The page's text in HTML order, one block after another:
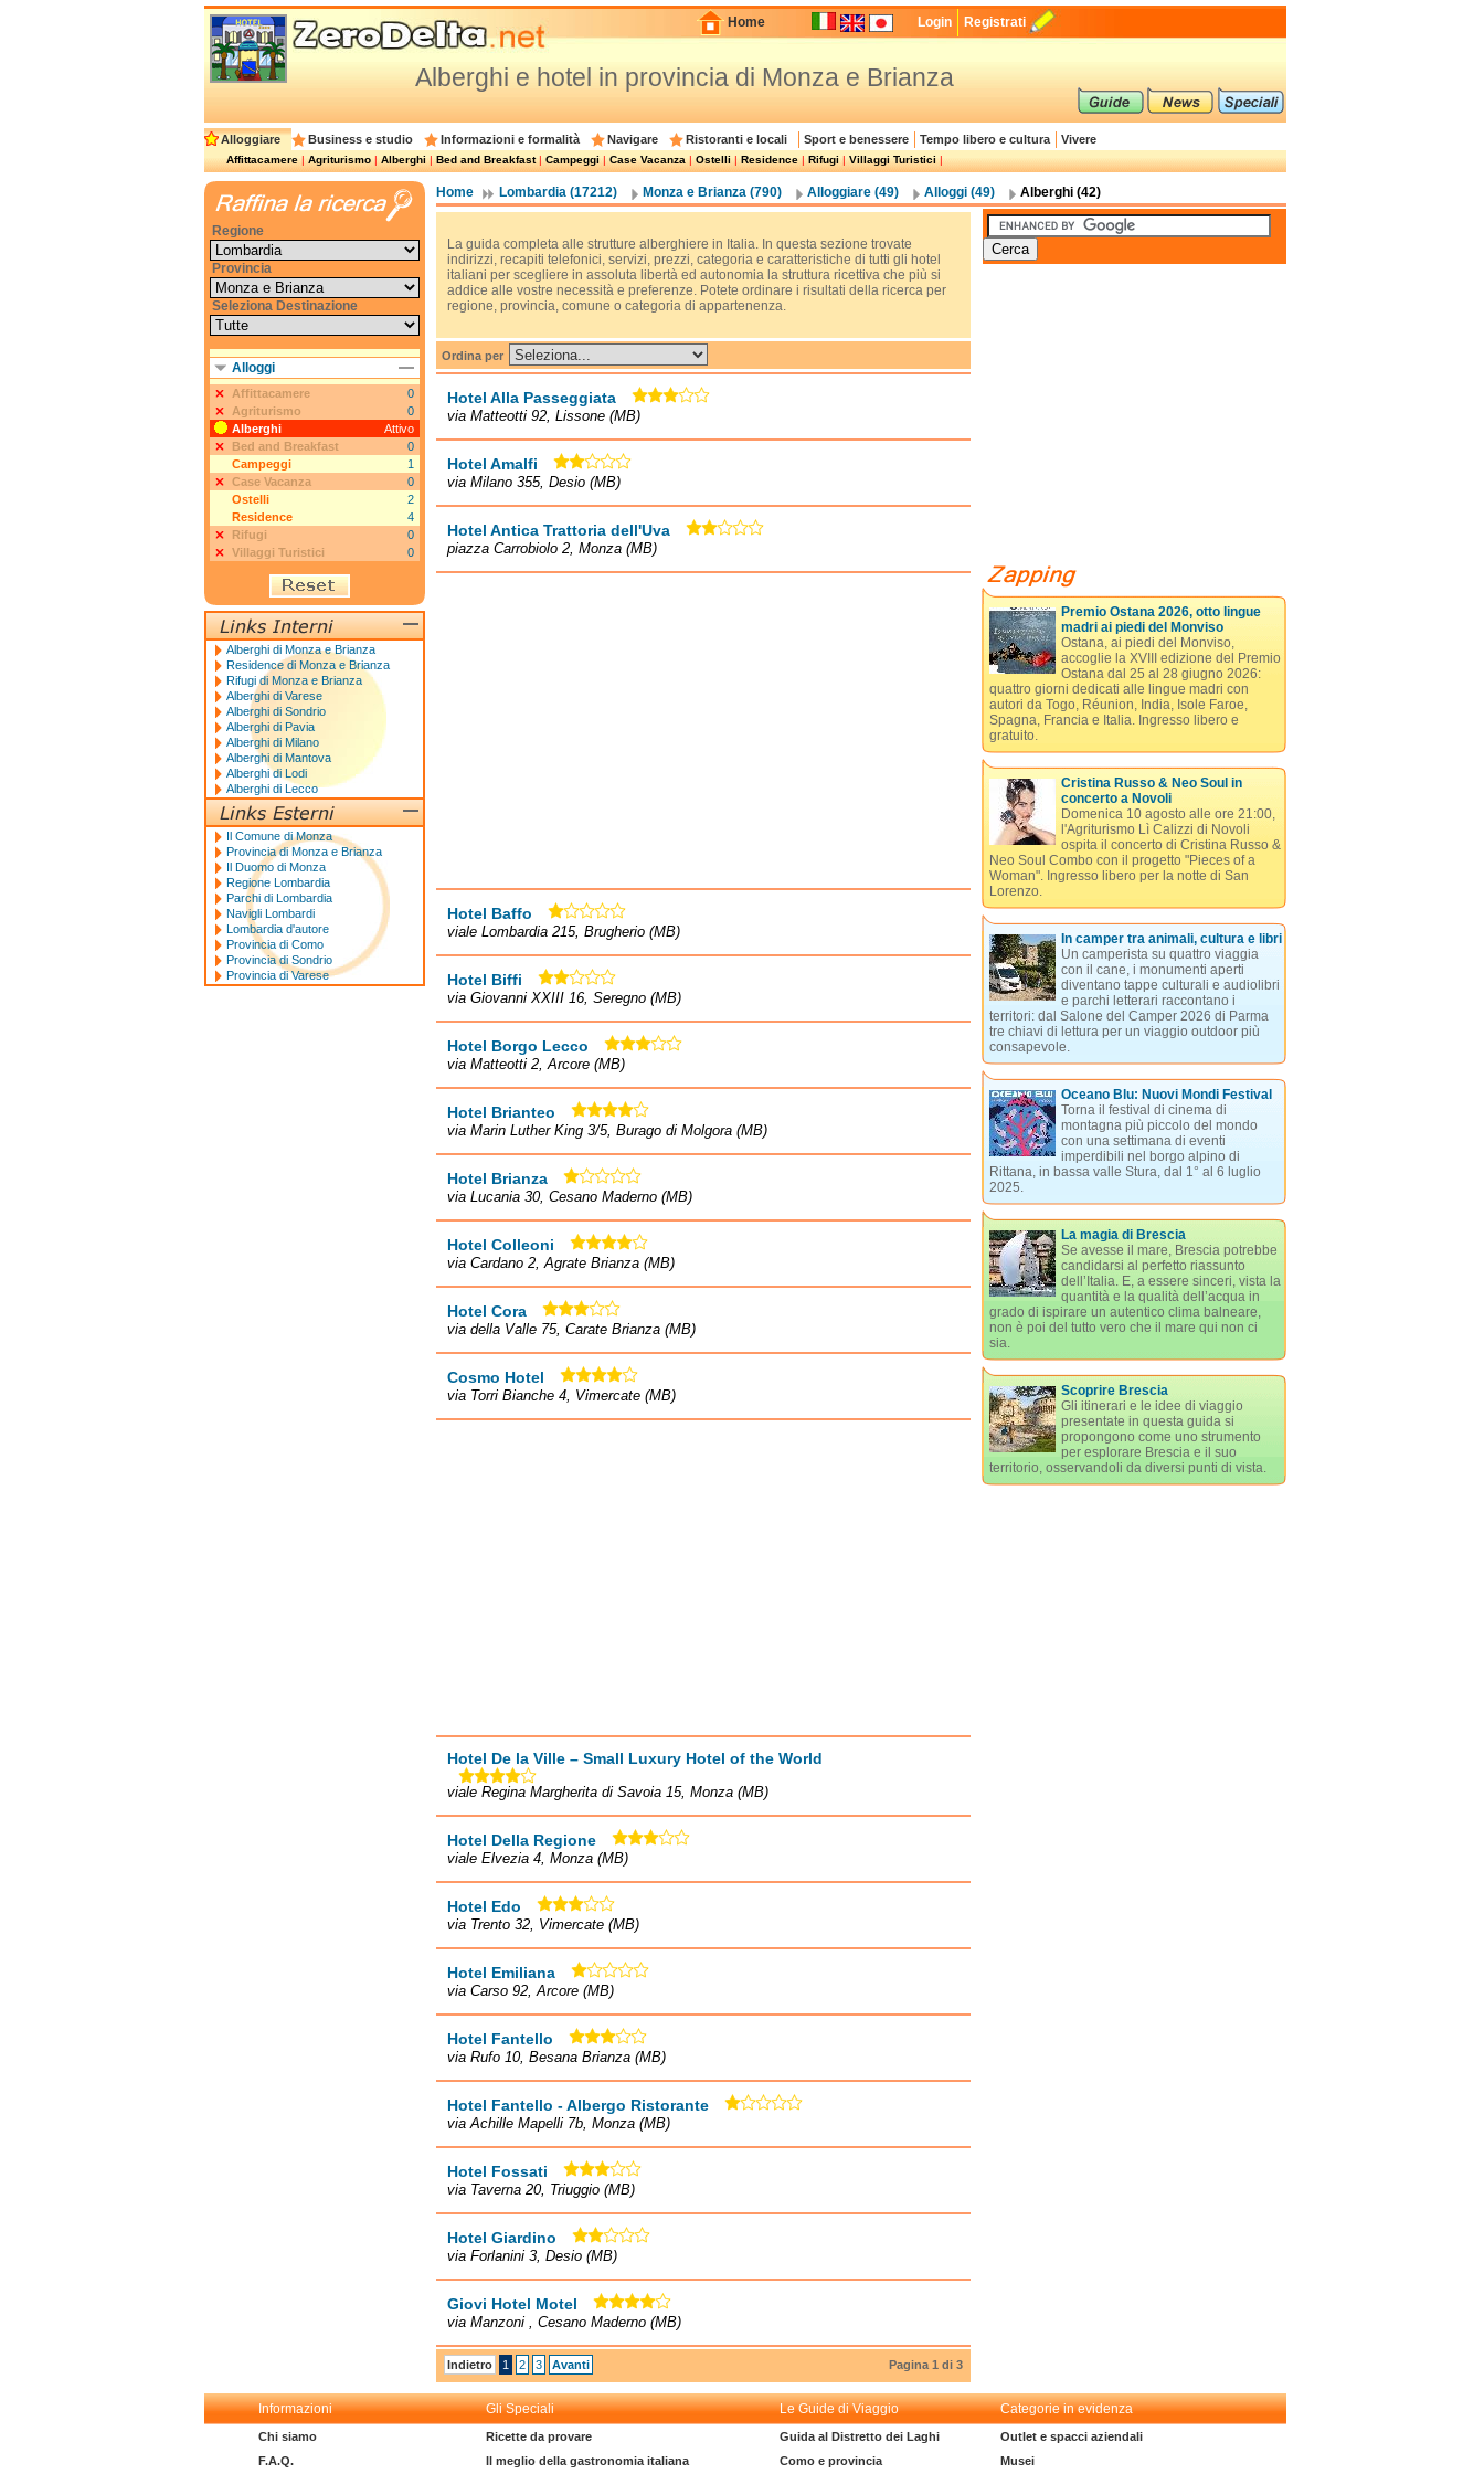
Home Login Registrati
Alberghi e hotel in provincia di Monza e Brianza
Alloggiare Business e studio Informazioni e formalità Navigare Ristoranti e locali Sport e benessere Tempo libero e cultura Vivere
Affittacamere|Agriturismo|Alberghi|Bed and Breakfast|Campeggi|Case Vacanza|Ostelli|Residence|Rifugi|Villaggi Turistici|
Home Lombardia (17212) Monza e Brianza (790) Alloggiare (49) Alloggi (49) Alberghi (42)
La guida completa alle strutture alberghiere in Italia. In questa sezione trovate
indirizzi, recapiti telefonici, servizi, prezzi, categoria e caratteristiche di tutti gli hotel
italiani per scegliere in assoluta libertà ed autonomia la struttura ricettiva che più si
addice alle vostre necessità e preferenze. Potete ordinare i risultati della ricerca per
regione, provincia, comune o categoria di appartenenza.
Ordina per
Hotel Alla Passeggiata
via Matteotti 92, Lissone (MB)
Hotel Amalfi
via Milano 355, Desio (MB)
Hotel Antica Trattoria dell'Uva
piazza Carrobiolo 2, Monza (MB)
Hotel Baffo
viale Lombardia 215, Brugherio (MB)
Hotel Biffi
via Giovanni XXIII 16, Seregno (MB)
Hotel Borgo Lecco
via Matteotti 2, Arcore (MB)
Hotel Brianteo
via Marin Luther King 3/5, Burago di Molgora (MB)
Hotel Brianza
via Lucania 30, Cesano Maderno (MB)
Hotel Colleoni
via Cardano 2, Agrate Brianza (MB)
Hotel Cora
via della Valle 75, Carate Brianza (MB)
Cosmo Hotel
via Torri Bianche 4, Vimercate (MB)
Hotel De la Ville – Small Luxury Hotel of the World
viale Regina Margherita di Savoia 15, Monza (MB)
Hotel Della Regione
viale Elvezia 4, Monza (MB)
Hotel Edo
via Trento 32, Vimercate (MB)
Hotel Emiliana
via Carso 92, Arcore (MB)
Hotel Fantello
via Rufo 10, Besana Brianza (MB)
Hotel Fantello - Albergo Ristorante
via Achille Mapelli 7b, Monza (MB)
Hotel Fossati
via Taverna 20, Triuggio (MB)
Hotel Giardino
via Forlanini 3, Desio (MB)
Giovi Hotel Motel
via Manzoni , Cesano Maderno (MB)
Indietro 1 2 3 Avanti Pagina 1 di 3
Premio Ostana 2026, otto lingue
madri ai piedi del Monviso
Ostana, ai piedi del Monviso,
accoglie la XVIII edizione del Premio
Ostana dal 25 al 28 giugno 2026:
quattro giorni dedicati alle lingue madri con
autori da Togo, Réunion, India, Isole Faroe,
Spagna, Francia e Italia. Ingresso libero e
gratuito.
Cristina Russo & Neo Soul in
concerto a Novoli
Domenica 10 agosto alle ore 21:00,
l'Agriturismo Lì Calizzi di Novoli
ospita il concerto di Cristina Russo &
Neo Soul Combo con il progetto "Pieces of a
Woman". Ingresso libero per la notte di San
Lorenzo.
In camper tra animali, cultura e libri
Un camperista su quattro viaggia
con il cane, i monumenti aperti
diventano tappe culturali e audiolibri
e parchi letterari raccontano i
territori: dal Salone del Camper 2026 di Parma
tre chiavi di lettura per un viaggio outdoor più
consapevole.
Oceano Blu: Nuovi Mondi Festival
Torna il festival di cinema di
montagna più piccolo del mondo
con una settimana di eventi
imperdibili nel borgo alpino di
Rittana, in bassa valle Stura, dal 1° al 6 luglio
2025.
La magia di Brescia
Se avesse il mare, Brescia potrebbe
candidarsi al perfetto riassunto
dell’Italia. E, a essere sinceri, vista la
quantità e la qualità dell’acqua in
grado di ispirare un autentico clima balneare,
non è poi del tutto vero che il mare qui non ci
sia.
Scoprire Brescia
Gli itinerari e le idee di viaggio
presentate in questa guida si
propongono come uno strumento
per esplorare Brescia e il suo
territorio, osservandoli da diversi punti di vista.
Regione
Provincia
Seleziona Destinazione
Alloggi
Affittacamere
0
Agriturismo
0
Alberghi
Attivo
Bed and Breakfast
0
Campeggi
1
Case Vacanza
0
Ostelli
2
Residence
4
Rifugi
0
Villaggi Turistici
0
Alberghi di Monza e Brianza
Residence di Monza e Brianza
Rifugi di Monza e Brianza
Alberghi di Varese
Alberghi di Sondrio
Alberghi di Pavia
Alberghi di Milano
Alberghi di Mantova
Alberghi di Lodi
Alberghi di Lecco
Il Comune di Monza
Provincia di Monza e Brianza
Il Duomo di Monza
Regione Lombardia
Parchi di Lombardia
Navigli Lombardi
Lombardia d'autore
Provincia di Como
Provincia di Sondrio
Provincia di Varese
Informazioni Gli Speciali Le Guide di Viaggio Categorie in evidenza
Chi siamo
F.A.Q.
Ricette da provare
Il meglio della gastronomia italiana
Guida al Distretto dei Laghi
Como e provincia
Outlet e spacci aziendali
Musei